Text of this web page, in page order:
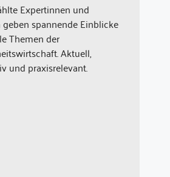
Expertinnen und
geben spannende Einblicke
Themen der
Aktuell,
und praxisrelevant.